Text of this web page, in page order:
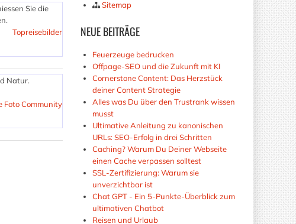
Sitemap
NEUEBEITRÄGE
Feuerzeuge bedrucken
Offpage-SEO und die Zukunft mit KI
Cornerstone Content: Das Herzstück
deiner Content Strategie
Alles was Du über den Trustrank wissen
musst
Ultimative Anleitung zu kanonischen
URLs: SEO-Erfolg in drei Schritten
Caching? Warum Du Deiner Webseite
einen Cache verpassen solltest
SSL-Zertifizierung: Warum sie
unverzichtbar ist
Chat GPT - Ein 5-Punkte-Überblick zum
ultimativen Chatbot
Reisen und Urlaub
Sie die
Topreisebilder
Natur.
Foto Community